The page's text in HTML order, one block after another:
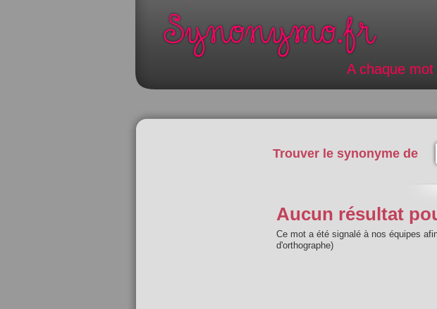
A chaque
Trouver le synonyme de
Aucun résultat
Ce mot a été signalé à nos équipes
d'orthographe)